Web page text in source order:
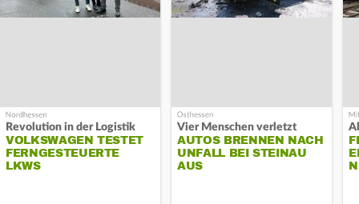
Revolution in der Logistik
VOLKSWAGEN TESTET
FERNGESTEUERTE
LKWS
Vier Menschen verletzt
AUTOS BRENNEN NACH
UNFALL BEI STEINAU
AUS